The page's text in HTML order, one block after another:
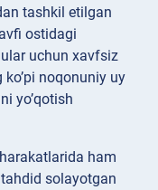
tashkil etilgan
ostidagi
uchun xavfsiz
noqonuniy uy
yo’qotish
ham
solayotgan